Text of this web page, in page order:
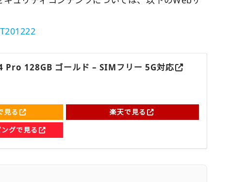
128GB ゴールド – SIMフリー 5G対応
見る
楽天で見る
グで見る